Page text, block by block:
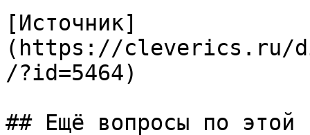
[Источник]
(https://cleverics.ru/
/?id=5464)
## Ещё вопросы по этой